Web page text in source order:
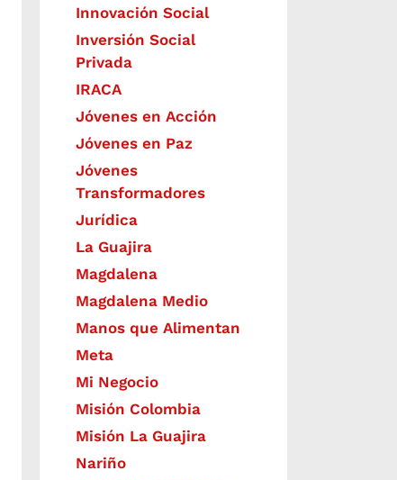
​Innovación Social
Inversión Social
Privada
IRACA
Jóvenes en Acción
Jóvenes en Paz
Jóvenes
Transformadores
Jurídica
La Guajira
Magdalena
Magdalena Medio
Manos que Alimentan
Meta
Mi Negocio
Misión Colombia
Misión La Guajira
Nariño